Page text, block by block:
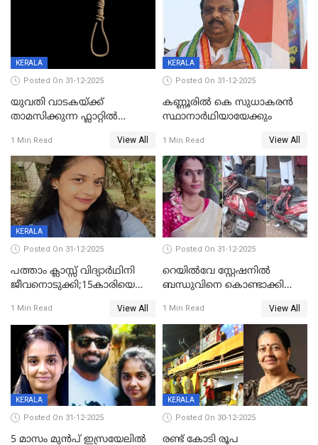
KERALA
Posted On 31-12-2025
യുവതി വാടകയ്ക്ക്
താമസിക്കുന്ന ഫ്ലാറ്റില്‍
സംഭവം കൈതപ്പൊയിലില്‍
1 Min Read View All
KERALA
Posted On 31-12-2025
കണ്ണൂരിൽ കെ സുധാകരൻ
സ്ഥാനാർഥിയായേക്കും
1 Min Read View All
KERALA
Posted On 31-12-2025
പത്താം ക്ലാസ്സ് വിദ്യാര്‍ഥിനി
ജീവനൊടുക്കി;15കാരിയെ
കിടപ്പുമുറിയില്‍ തൂങ്ങി മരിച്ച
നിലയിൽ
1 Min Read View All
Posted On 31-12-2025
റെയിൽവേ സ്റ്റേഷനിൽ
ബന്ധുവിനെ കൊണ്ടാക്കി
ലോറി സ്കൂട്ടറിൽ ഇടിച്ചു :
യുവതിക്ക് ദാരുണാന്ത്യം
1 Min Read View All
KERALA
Posted On 31-12-2025
5 മാസം മുൻപ് ഇസ്രയേലിൽ
KERALA
Posted On 30-12-2025
രണ്ട് കോടി രൂപ